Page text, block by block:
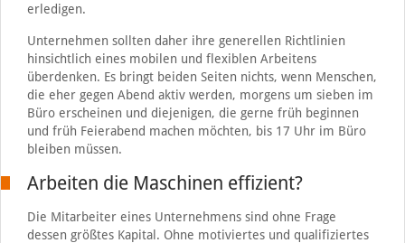
erledigen.
Unternehmen sollten daher ihre generellen Richtlinien
hinsichtlich eines mobilen und flexiblen Arbeitens
überdenken. Es bringt beiden Seiten nichts, wenn Menschen,
die eher gegen Abend aktiv werden, morgens um sieben im
Büro erscheinen und diejenigen, die gerne früh beginnen
und früh Feierabend machen möchten, bis 17 Uhr im Büro
bleiben müssen.
Arbeiten die Maschinen effizient?
Die Mitarbeiter eines Unternehmens sind ohne Frage
dessen größtes Kapital. Ohne motiviertes und qualifiziertes